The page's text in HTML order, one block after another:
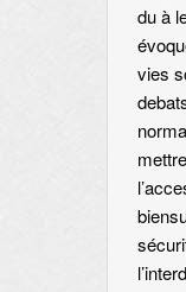
du à
vies